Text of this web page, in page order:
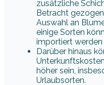
zusätzliche
Betracht
Auswahl an
einige Sorten
importiert werden
Darüber hinaus
höher sein,
Urlaubsorten.